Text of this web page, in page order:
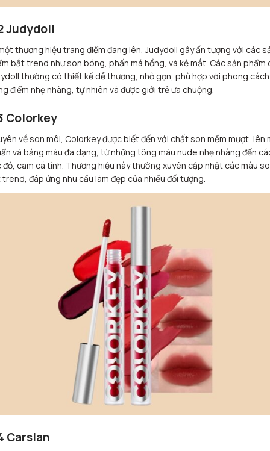
Judydoll
thương hiệu trang điểm đang lên, Judydoll gây ấn tượng với các
bắt trend như son bóng, phấn má hồng, và kẻ mắt. Các sản phẩm
thường có thiết kế dễ thương, nhỏ gọn, phù hợp với phong cách
điểm nhẹ nhàng, tự nhiên và được giới trẻ ưa chuộng.
Colorkey
về son môi, Colorkey được biết đến với chất son mềm mượt, lên
và bảng màu đa dạng, từ những tông màu nude nhẹ nhàng đến
đỏ, cam cá tính. Thương hiệu này thường xuyên cập nhật các màu
đáp ứng nhu cầu làm đẹp của nhiều đối tượng.
Carslan